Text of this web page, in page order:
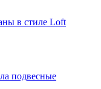
в стиле Loft
подвесные